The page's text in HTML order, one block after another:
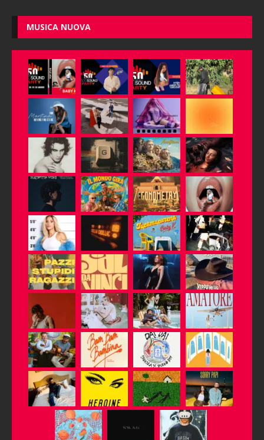
MUSICA NUOVA